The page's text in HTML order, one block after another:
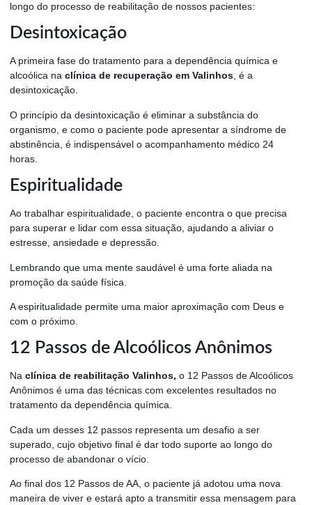
longo do processo de reabilitação de nossos pacientes:
Desintoxicação
A primeira fase do tratamento para a dependência química e
alcoólica na clínica de recuperação em Valinhos, é a
desintoxicação.
O princípio da desintoxicação é eliminar a substância do
organismo, e como o paciente pode apresentar a síndrome de
abstinência, é indispensável o acompanhamento médico 24
horas.
Espiritualidade
Ao trabalhar espiritualidade, o paciente encontra o que precisa
para superar e lidar com essa situação, ajudando a aliviar o
estresse, ansiedade e depressão.
Lembrando que uma mente saudável é uma forte aliada na
promoção da saúde física.
A espiritualidade permite uma maior aproximação com Deus e
com o próximo.
12 Passos de Alcoólicos Anônimos
Na clínica de reabilitação Valinhos, o 12 Passos de Alcoólicos
Anônimos é uma das técnicas com excelentes resultados no
tratamento da dependência química.
Cada um desses 12 passos representa um desafio a ser
superado, cujo objetivo final é dar todo suporte ao longo do
processo de abandonar o vício.
Ao final dos 12 Passos de AA, o paciente já adotou uma nova
maneira de viver e estará apto a transmitir essa mensagem para